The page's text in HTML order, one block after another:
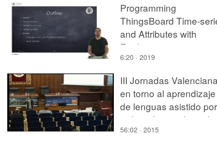
Programming
ThingsBoard Time-
and Attributes with
Facilino
6:20 · 2019
III Jornadas
en torno al aprendizaje
de lenguas asistido por
ordenador: explorando
los mundos virtuales -
56:02 · 2015